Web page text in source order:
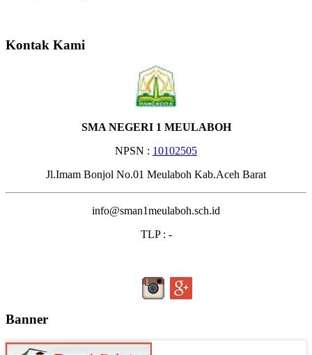
Kontak Kami
SMA NEGERI 1 MEULABOH
NPSN : 10102505
Jl.Imam Bonjol No.01 Meulaboh Kab.Aceh Barat
info@sman1meulaboh.sch.id
TLP : -
Banner